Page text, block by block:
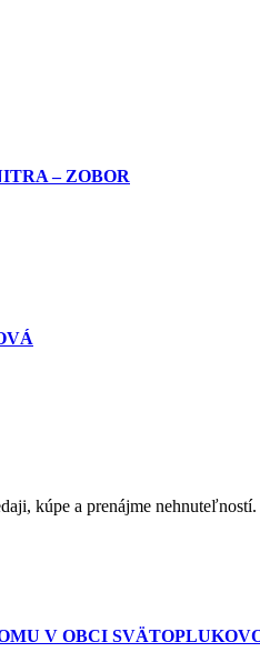
– ZOBOR
kúpe a prenájme nehnuteľností.
V OBCI